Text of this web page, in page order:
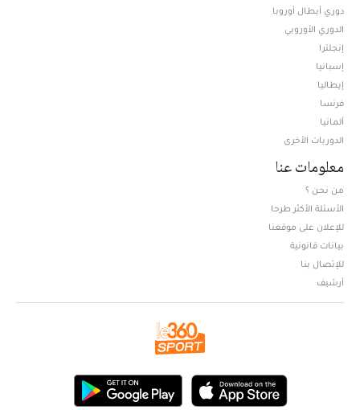
دوري أبطال أوروبا
الدوري الأوروبي
إنجلترا
إسبانيا
إيطاليا
فرنسا
ألمانيا
الدوريات الأخرى
معلومات عنا
من نحن ؟
الأسئلة الأكثر طرحا
للإعلان على موقعنا
بيانات قانونية
للإتصال بنا
أرشيف